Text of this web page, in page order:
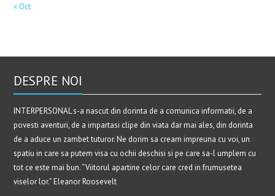
« Oct
DESPRE NOI
INTERPERSONAL s-a nascut din dorinta de a comunica informatii, de a
povesti aventuri, de a impartasi clipe din viata dar mai ales, din dorinta
de a aduce un zambet tuturor. Ne dorim sa cream impreuna cu voi, un
spatiu in care sa putem visa cu ochii deschisi si pe care sa-l umplem cu
tot ce este mai bun. “Viitorul apartine celor care cred in frumusetea
viselor lor.” Eleanor Roosevelt